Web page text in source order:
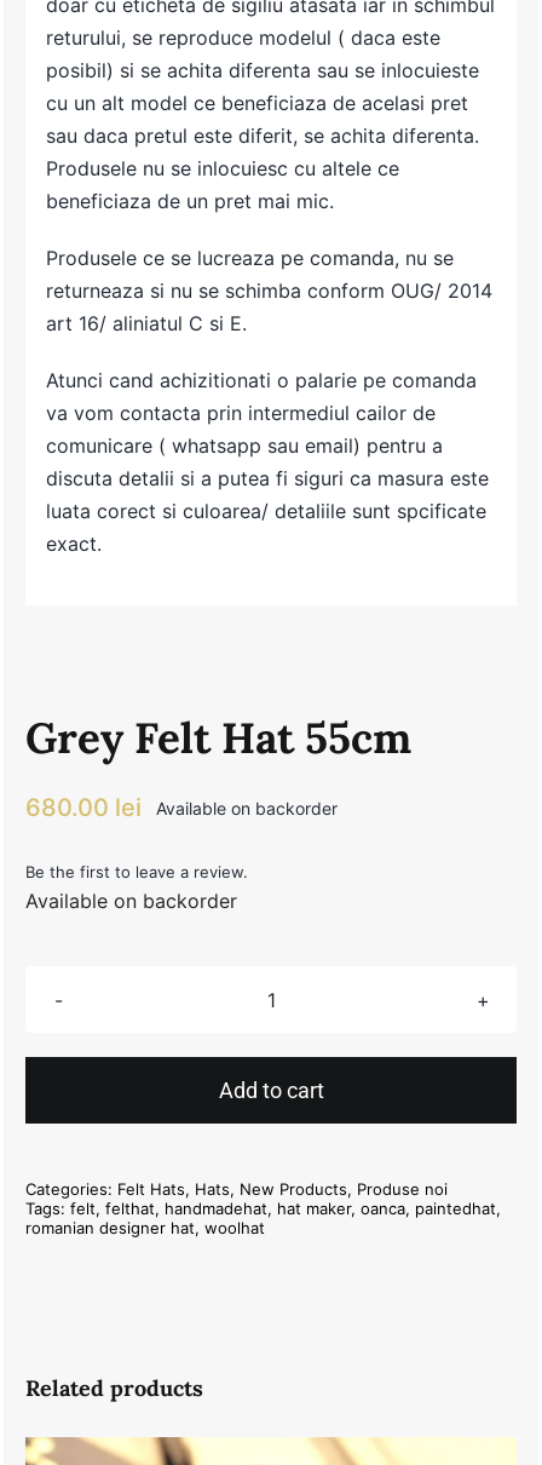
doar cu eticheta de sigiliu atasata iar in schimbul
returului, se reproduce modelul ( daca este
posibil) si se achita diferenta sau se inlocuieste
cu un alt model ce beneficiaza de acelasi pret
sau daca pretul este diferit, se achita diferenta.
Produsele nu se inlocuiesc cu altele ce
beneficiaza de un pret mai mic.
Produsele ce se lucreaza pe comanda, nu se
returneaza si nu se schimba conform OUG/ 2014
art 16/ aliniatul C si E.
Atunci cand achizitionati o palarie pe comanda
va vom contacta prin intermediul cailor de
comunicare ( whatsapp sau email) pentru a
discuta detalii si a putea fi siguri ca masura este
luata corect si culoarea/ detaliile sunt spcificate
exact.
Grey Felt Hat 55cm
680.00 lei Available on backorder
Be the first to leave a review.
Available on backorder
Grey
Add to cart
Categories: Felt Hats, Hats, New Products, Produse noi
Tags: felt, felthat, handmadehat, hat maker, oanca, paintedhat,
romanian designer hat, woolhat
Related products